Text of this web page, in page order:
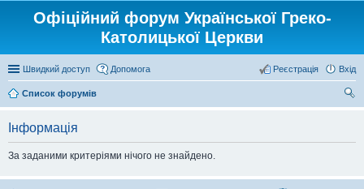
Офіційний форум Української Греко-
Католицької Церкви
Швидкий доступ Допомога Вхід
Реєстрація
Список форумів
Інформація
За заданими критеріями нічого не знайдено.